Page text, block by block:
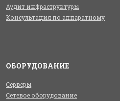
Аудит инфраструктуры
Консультация по аппаратному
ОБОРУДОВАНИЕ
Серверы
Сетевое оборудование